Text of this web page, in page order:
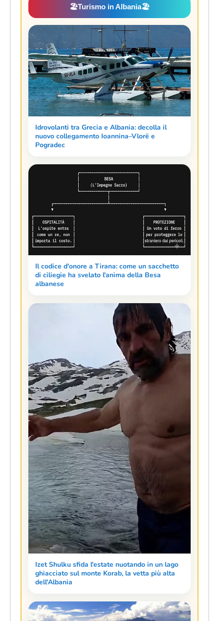
🏖️Turismo in Albania🏖️
Idrovolanti tra Grecia e Albania: decolla il
nuovo collegamento Ioannina–Vlorë e
Pogradec
Il codice d'onore a Tirana: come un sacchetto
di ciliegie ha svelato l'anima della Besa
albanese
Izet Shulku sfida l'estate nuotando in un lago
ghiacciato sul monte Korab, la vetta più alta
dell'Albania